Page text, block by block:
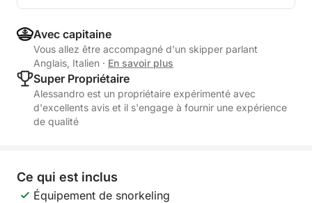
Avec capitaine
Vous allez être accompagné d'un skipper parlant
Anglais, Italien · En savoir plus
Super Propriétaire
Alessandro est un propriétaire expérimenté avec
d'excellents avis et il s'engage à fournir une expérience
de qualité
Ce qui est inclus
Équipement de snorkeling